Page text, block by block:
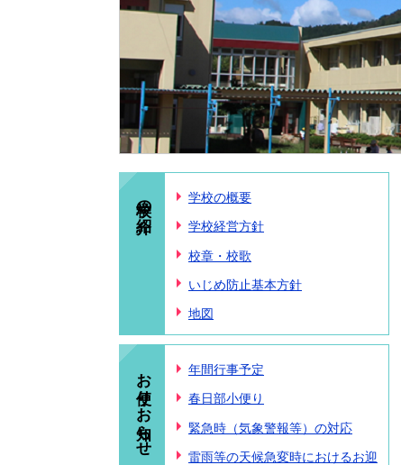
学校の紹介 学校の概要
学校経営方針
校章・校歌
いじめ防止基本方針
地図
お便り・お知らせ 年間行事予定
春日部小便り
緊急時（気象警報等）の対応
雷雨等の天候急変時におけるお迎